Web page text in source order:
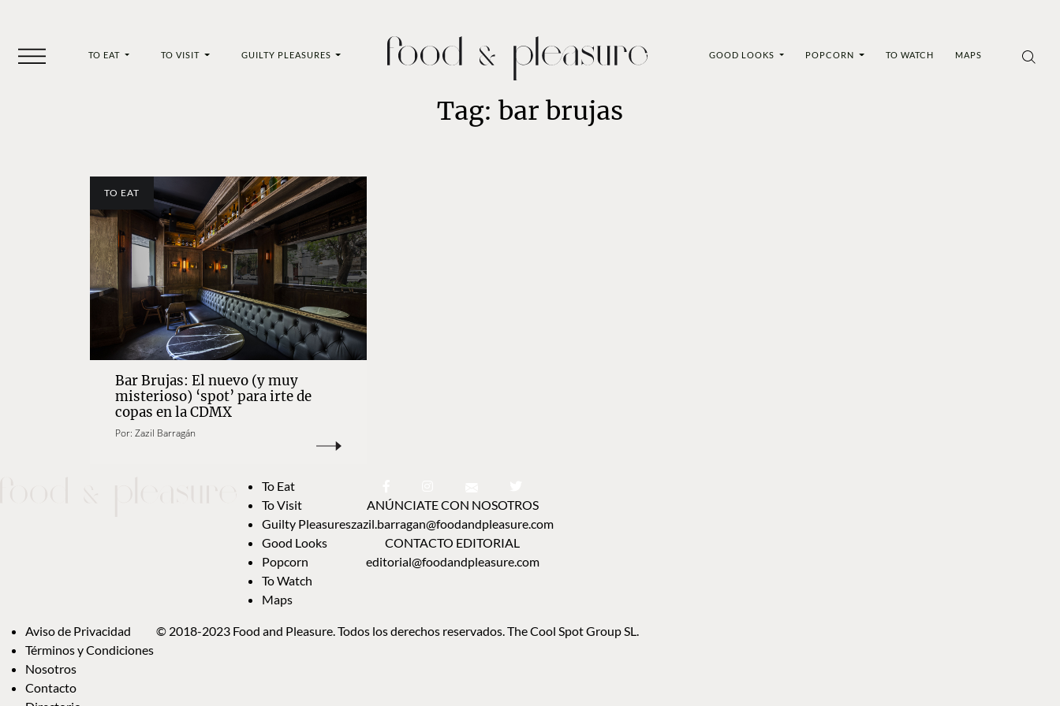
TO EAT TO VISIT GUILTY PLEASURES GOOD LOOKS POPCORN TO WATCH MAPS
Tag: bar brujas
TO EAT
Bar Brujas: El nuevo (y muy
misterioso) ‘spot’ para irte de
copas en la CDMX
Por: Zazil Barragán
To Eat
To Visit
Guilty Pleasures
Good Looks
Popcorn
To Watch
Maps
ANÚNCIATE CON NOSOTROS
zazil.barragan@foodandpleasure.com
CONTACTO EDITORIAL
editorial@foodandpleasure.com
Aviso de Privacidad
Términos y Condiciones
Nosotros
Contacto
© 2018-2023 Food and Pleasure. Todos los derechos reservados. The Cool Spot Group SL.